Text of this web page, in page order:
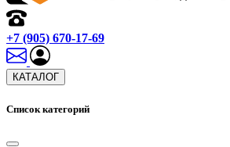
+7 (905) 670-17-69
КАТАЛОГ
Список категорий